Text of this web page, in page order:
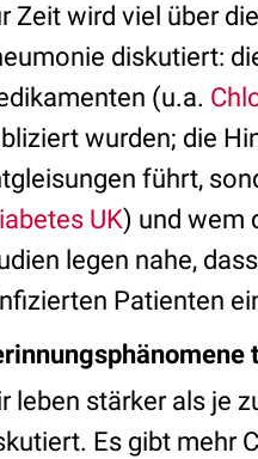
Zeit wird viel über
diskutiert:
(u.a.
wurden; die
führt,
UK) und wem
legen nahe,
Patienten
leben stärker als je
Es gibt mehr